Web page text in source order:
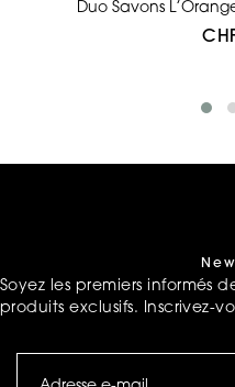
Duo Savons L’Orange et
Soyez les premiers informés
produits exclusifs. Inscrivez-